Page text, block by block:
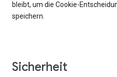
bleibt, um die Cookie-
speichern.
Sicherheit